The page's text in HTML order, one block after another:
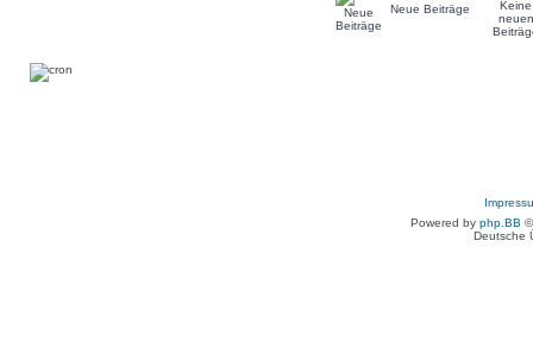
Neue Beiträge
Powered by php.BB
Deutsche